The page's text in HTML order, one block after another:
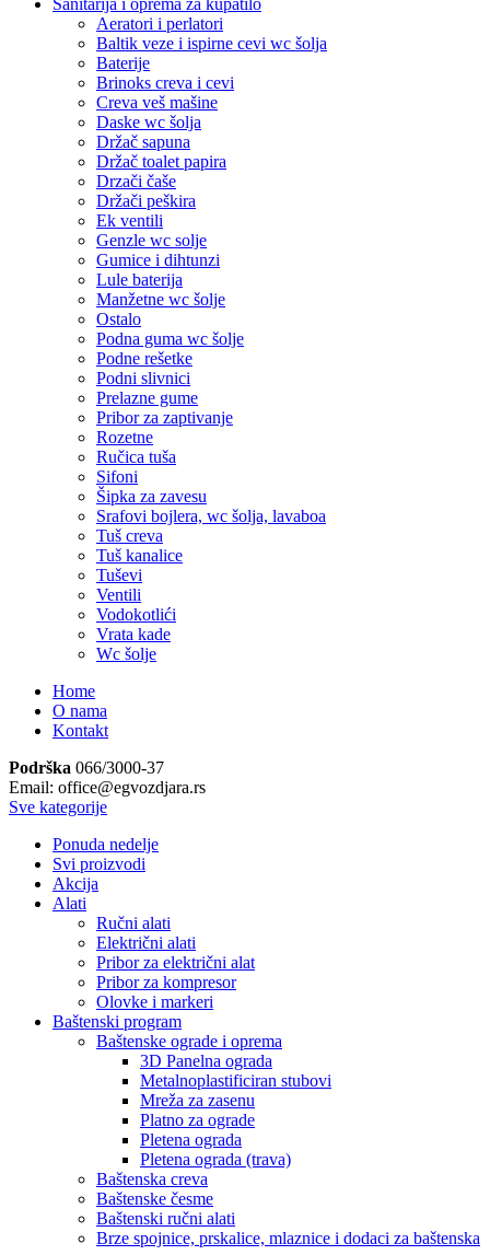
Sanitarija i oprema za kupatilo
Aeratori i perlatori
Baltik veze i ispirne cevi wc šolja
Baterije
Brinoks creva i cevi
Creva veš mašine
Daske wc šolja
Držač sapuna
Držač toalet papira
Drzači čaše
Držači peškira
Ek ventili
Genzle wc solje
Gumice i dihtunzi
Lule baterija
Manžetne wc šolje
Ostalo
Podna guma wc šolje
Podne rešetke
Podni slivnici
Prelazne gume
Pribor za zaptivanje
Rozetne
Ručica tuša
Sifoni
Šipka za zavesu
Srafovi bojlera, wc šolja, lavaboa
Tuš creva
Tuš kanalice
Tuševi
Ventili
Vodokotlići
Vrata kade
Wc šolje
Home
O nama
Kontakt
Podrška 066/3000-37
Email: office@egvozdjara.rs
Sve kategorije
Ponuda nedelje
Svi proizvodi
Akcija
Alati
Ručni alati
Električni alati
Pribor za električni alat
Pribor za kompresor
Olovke i markeri
Baštenski program
Baštenske ograde i oprema
3D Panelna ograda
Metalnoplastificiran stubovi
Mreža za zasenu
Platno za ograde
Pletena ograda
Pletena ograda (trava)
Baštenska creva
Baštenske česme
Baštenski ručni alati
Brze spojnice, prskalice, mlaznice i dodaci za baštenska